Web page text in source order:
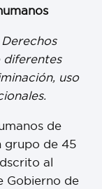
diferentes
uso
de
grupo de 45
al
Gobierno de